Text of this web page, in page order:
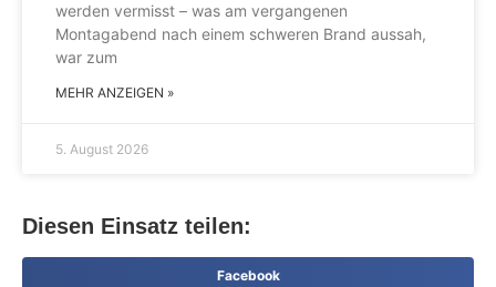
werden vermisst – was am vergangenen
Montagabend nach einem schweren Brand aussah,
war zum
MEHR ANZEIGEN »
5. August 2026
Diesen Einsatz teilen:
Facebook